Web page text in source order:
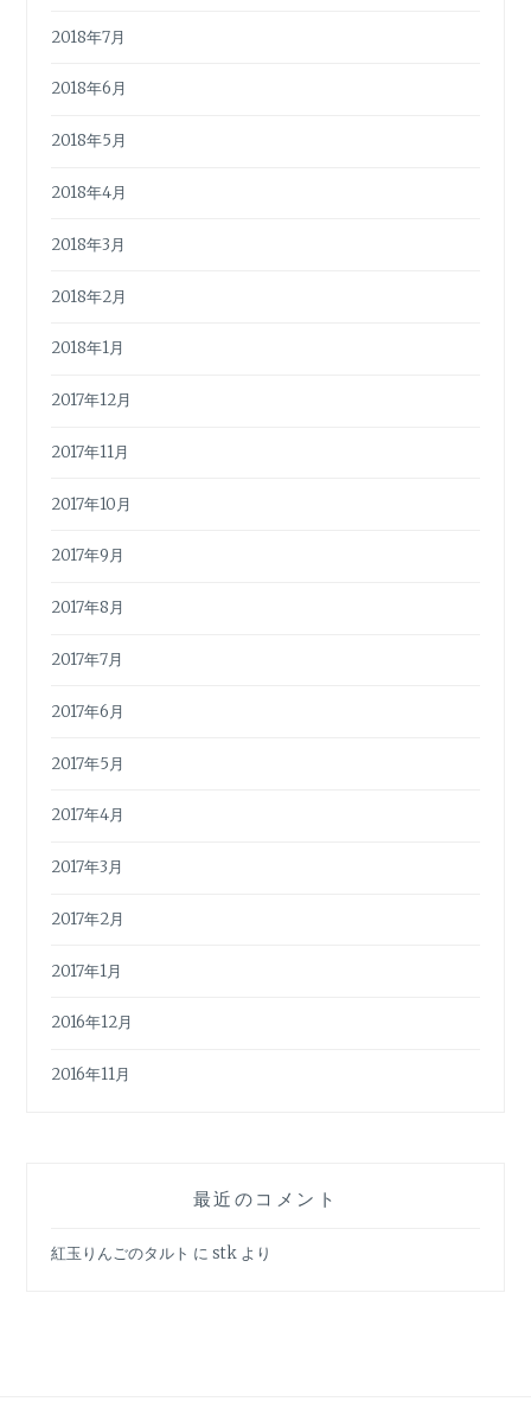
2018年7月
2018年6月
2018年5月
2018年4月
2018年3月
2018年2月
2018年1月
2017年12月
2017年11月
2017年10月
2017年9月
2017年8月
2017年7月
2017年6月
2017年5月
2017年4月
2017年3月
2017年2月
2017年1月
2016年12月
2016年11月
最近のコメント
紅玉りんごのタルト にstk より